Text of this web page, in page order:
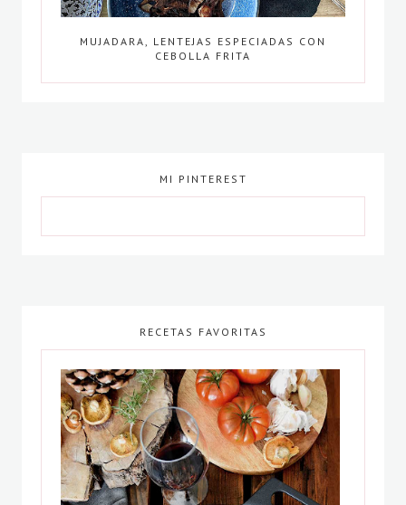
MUJADARA, LENTEJAS ESPECIADAS CON
CEBOLLA FRITA
MI PINTEREST
RECETAS FAVORITAS